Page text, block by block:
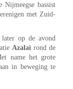
bassist
met Zuid-
later op de avond
Azalai rond de
name het grote
in beweging te